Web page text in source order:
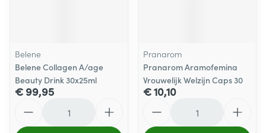
Belene
Belene Collagen A/age
Beauty Drink 30x25ml
€ 99,95
Pranarom
Pranarom Aramofemina
Vrouwelijk Welzijn Caps 30
€ 10,10